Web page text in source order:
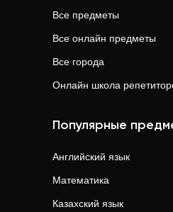
Все предметы
Все онлайн предметы
Все города
Онлайн школа
Популярные
Английский язык
Математика
Казахский язык